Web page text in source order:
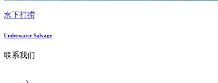
水下打捞
Underwater Salvage
联系我们